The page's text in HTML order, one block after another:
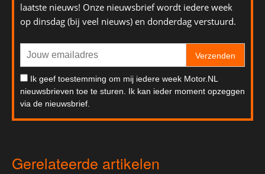
laatste nieuws! Onze nieuwsbrief wordt iedere week
op dinsdag (bij veel nieuws) en donderdag verstuurd.
Verzenden
Ik geef toestemming om mij iedere week Motor.NL
nieuwsbrieven toe te sturen. Ik kan ieder moment opzeggen
via de nieuwsbrief.
Gerelateerde artikelen